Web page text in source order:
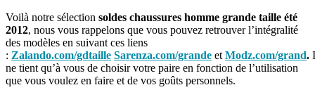
Voilà notre sélection soldes chaussures homme grande taille été
2012, nous vous rappelons que vous pouvez retrouver l’intégralité
des modèles en suivant ces liens
: Zalando.com/gdtaille Sarenza.com/grande et Modz.com/grand.
ne tient qu’à vous de choisir votre paire en fonction de l’utilisation
que vous voulez en faire et de vos goûts personnels.